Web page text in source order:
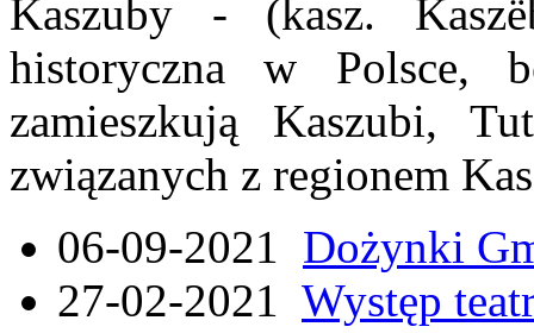
Kaszuby - (kasz.
historyczna w Polsce,
zamieszkują Kaszubi,
związanych z regionem
06-09-2021 Dożynki
27-02-2021 Występ